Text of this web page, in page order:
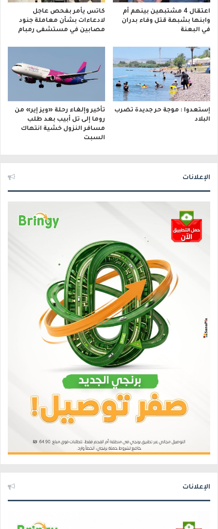
اعتقال 4 مشتبهين بينهم أم
وابنها بشبهة قتل وفاء بدران
في البعنة
كاتس يأمر بفحص عاجل
لادعاءات بشأن معاملة جنود
مصابين في مستشفى رمبام
إستعدوا : موجة حر جديدة تضرب
البلاد
تأخير وإلغاء رحلة «ويز إير» من
روما إلى تل أبيب بعد طلب
مسافر النزول خشية انتهاك
السبت
الإعلانات
الإعلانات